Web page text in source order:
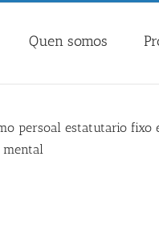
Quen somos
persoal estatutario
mental